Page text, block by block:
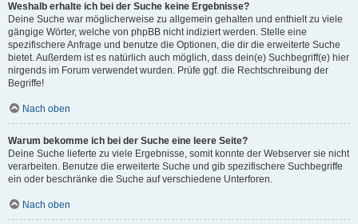
Weshalb erhalte ich bei der Suche keine Ergebnisse?
Deine Suche war möglicherweise zu allgemein gehalten und enthielt zu viele
gängige Wörter, welche von phpBB nicht indiziert werden. Stelle eine
spezifischere Anfrage und benutze die Optionen, die dir die erweiterte Suche
bietet. Außerdem ist es natürlich auch möglich, dass dein(e) Suchbegriff(e) hier
nirgends im Forum verwendet wurden. Prüfe ggf. die Rechtschreibung der
Begriffe!
Nach oben
Warum bekomme ich bei der Suche eine leere Seite?
Deine Suche lieferte zu viele Ergebnisse, somit konnte der Webserver sie nicht
verarbeiten. Benutze die erweiterte Suche und gib spezifischere Suchbegriffe
ein oder beschränke die Suche auf verschiedene Unterforen.
Nach oben